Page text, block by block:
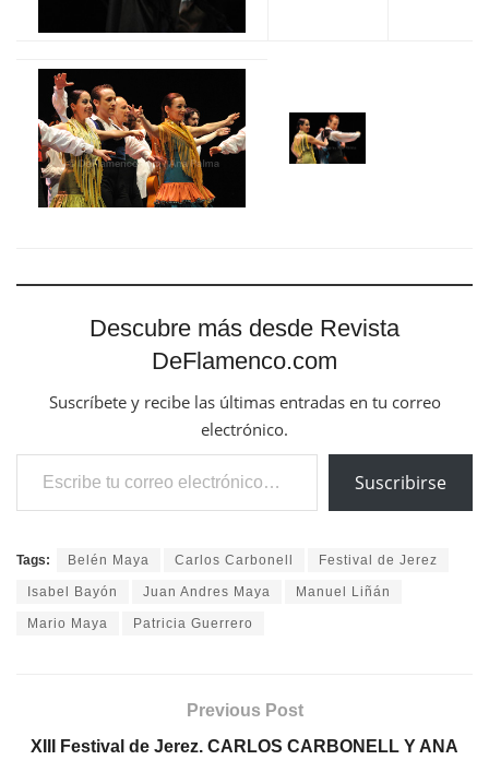
Descubre más desde Revista
DeFlamenco.com
Suscríbete y recibe las últimas entradas en tu correo
electrónico.
Escribe tu correo electrónico…
Suscribirse
Tags: Belén Maya Carlos Carbonell Festival de Jerez
Isabel Bayón Juan Andres Maya Manuel Liñán
Mario Maya Patricia Guerrero
Previous Post
XIII Festival de Jerez. CARLOS CARBONELL Y ANA